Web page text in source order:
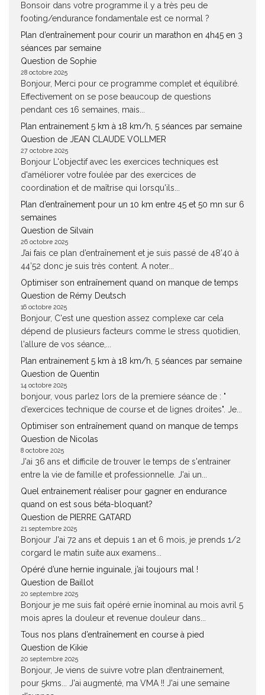
Bonsoir dans votre programme il y a très peu de
footing/endurance fondamentale est ce normal ?
Plan d’entraînement pour courir un marathon en 4h45 en 3
séances par semaine
Question de Sophie
28 octobre 2025
Bonjour, Merci pour ce programme complet et équilibré.
Effectivement on se pose beaucoup de questions
pendant ces 16 semaines, mais...
Plan entrainement 5 km à 18 km/h, 5 séances par semaine
Question de JEAN CLAUDE VOLLMER
27 octobre 2025
Bonjour L'objectif avec les exercices techniques est
d'améliorer votre foulée par des exercices de
coordination et de maîtrise qui lorsqu'ils...
Plan d’entraînement pour un 10 km entre 45 et 50 mn sur 6
semaines
Question de Silvain
26 octobre 2025
J’ai fais ce plan d’entraînement et je suis passé de 48’40 à
44’52 donc je suis très content. A noter...
Optimiser son entraînement quand on manque de temps
Question de Rémy Deutsch
16 octobre 2025
Bonjour, C'est une question assez complexe car cela
dépend de plusieurs facteurs comme le stress quotidien,
l'allure de vos séance,...
Plan entrainement 5 km à 18 km/h, 5 séances par semaine
Question de Quentin
14 octobre 2025
bonjour, vous parlez lors de la premiere séance de : "
d’exercices technique de course et de lignes droites". Je...
Optimiser son entraînement quand on manque de temps
Question de Nicolas
8 octobre 2025
J'ai 36 ans et difficile de trouver le temps de s'entrainer
entre la vie de famille et professionnelle. J'ai un...
Quel entrainement réaliser pour gagner en endurance
quand on est sous béta-bloquant?
Question de PIERRE GATARD
21 septembre 2025
Bonjour J'ai 72 ans et depuis 1 an et 6 mois, je prends 1/2
corgard le matin suite aux examens...
Opéré d’une hernie inguinale, j’ai toujours mal !
Question de Baillot
20 septembre 2025
Bonjour je me suis fait opéré ernie înominal au mois avril 5
mois apres la douleur et revenue douleur dans...
Tous nos plans d’entraînement en course à pied
Question de Kikie
20 septembre 2025
Bonjour, Je viens de suivre votre plan d!entrainement,
pour 5kms... J'ai augmenté, ma VMA !! J'ai une semaine